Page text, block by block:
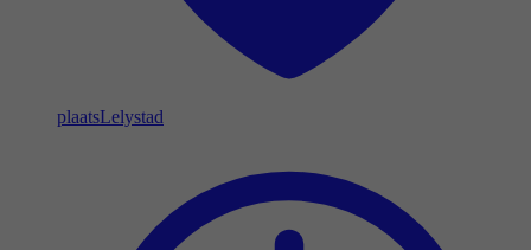
plaatsLelystad